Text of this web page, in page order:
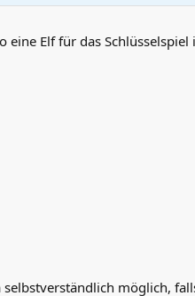
Elf für das Schlüsselspiel
selbstverständlich möglich,